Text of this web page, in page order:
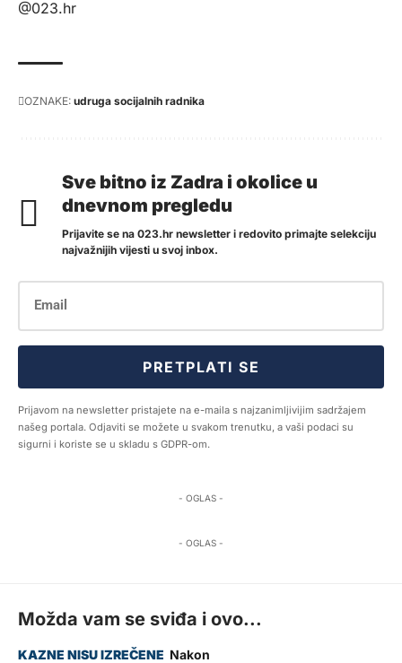
@023.hr
OZNAKE: udruga socijalnih radnika
Sve bitno iz Zadra i okolice u
dnevnom pregledu
Prijavite se na 023.hr newsletter i redovito primajte selekciju
najvažnijih vijesti u svoj inbox.
PRETPLATI SE
Prijavom na newsletter pristajete na e-maila s najzanimljivijim sadržajem
našeg portala. Odjaviti se možete u svakom trenutku, a vaši podaci su
sigurni i koriste se u skladu s GDPR-om.
- OGLAS -
- OGLAS -
Možda vam se sviđa i ovo...
Nakon